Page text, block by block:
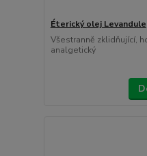
Éterický olej Levandule
Všestranně zklidňující,
analgetický